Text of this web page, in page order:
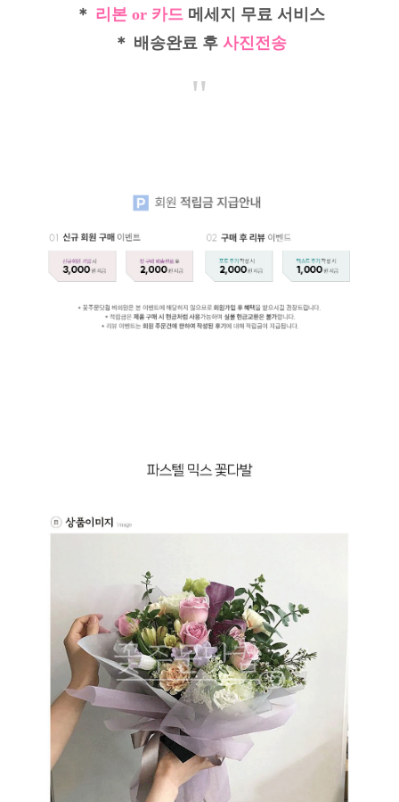
＊ 리본 or 카드 메세지 무료 서비스
＊ 배송완료 후 사진전송
"